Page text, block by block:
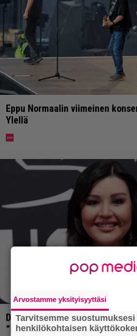
Eppu Normaalin viimeinen
Ylellä
Diandra julkaisi upeita kuvia
”Puitteet kohdillaan”
Arvostamme yksityisyyttäsi
Tarvitsemme
henkilökohtaisen